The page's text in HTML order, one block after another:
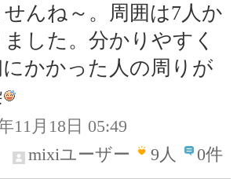
せんね～。周囲は7人か
した。分かりやすく
かかった人の周りが
11月18日 05:49
mixiユーザー
9人 0件